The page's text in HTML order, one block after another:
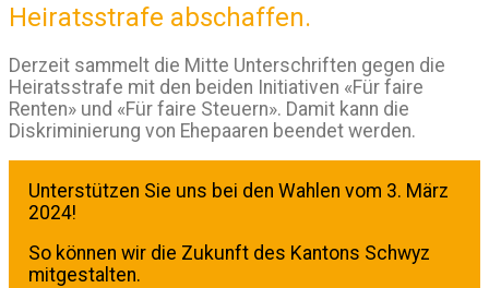
Heiratsstrafe abschaffen.
Derzeit sammelt die Mitte Unterschriften gegen die
Heiratsstrafe mit den beiden Initiativen «Für faire
Renten» und «Für faire Steuern». Damit kann die
Diskriminierung von Ehepaaren beendet werden.
Unterstützen Sie uns bei den Wahlen vom 3. März
2024!
So können wir die Zukunft des Kantons Schwyz
mitgestalten.